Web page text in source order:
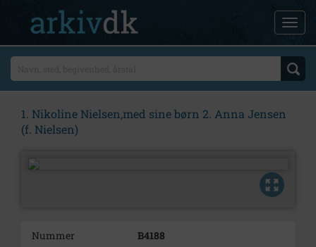
1. Nikoline Nielsen,med sine børn 2. Anna Jensen
(f. Nielsen)
Nummer
B4188